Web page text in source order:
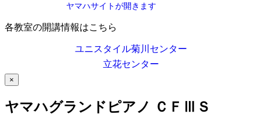
ヤマハサイトが開きます
各教室の開講情報はこちら
ユニスタイル菊川センター
立花センター
×
ヤマハグランドピアノ ＣＦⅢＳ